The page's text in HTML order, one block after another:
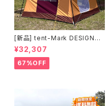
[新品] tent-Mark DESIGNS
プリン｜かわいさと実用性を楽
しむロッジテント
¥32,307
67%OFF